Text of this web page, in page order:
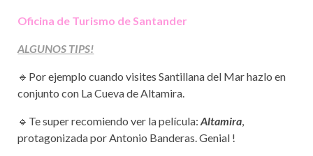
Oficina de Turismo de Santander
ALGUNOS TIPS!
🔹Por ejemplo cuando visites Santillana del Mar hazlo en
conjunto con La Cueva de Altamira.
🔹Te super recomiendo ver la película:Altamira
protagonizada por Antonio Banderas. Genial !